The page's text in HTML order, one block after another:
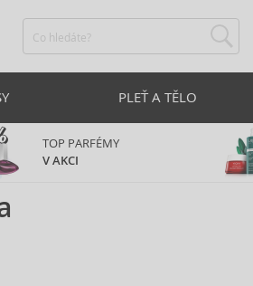
PLEŤ A TĚLO
TOP PARFÉMY
V AKCI